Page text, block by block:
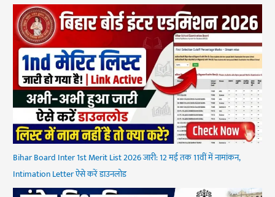
Bihar Board Inter 1st Merit List 2026 जारी: 12 मई तक 11वीं में नामांकन,
Intimation Letter ऐसे करें डाउनलोड